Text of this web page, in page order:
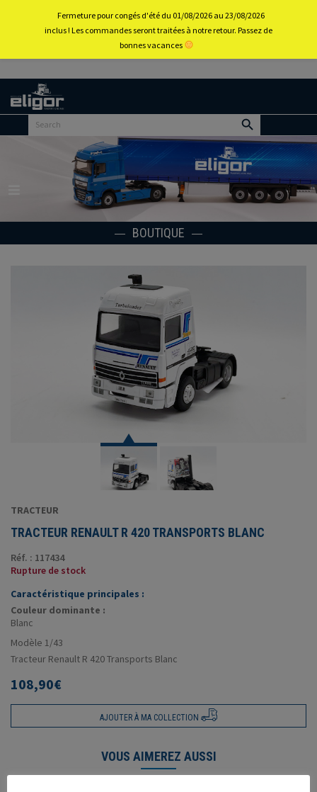
Retour
BOUTIQUE
TRACTEUR
TRACTEUR RENAULT R 420 TRANSPORTS BLANC
Réf. : 117434
Rupture de stock
Caractéristique principales :
Couleur dominante :
Blanc
Modèle 1/43
Tracteur Renault R 420 Transports Blanc
108,90€
AJOUTER À MA COLLECTION
VOUS AIMEREZ AUSSI
Fermeture pour congés d'été du 01/08/2026 au 23/08/2026
inclus ! Les commandes seront traitées à notre retour. Passez de
bonnes vacances